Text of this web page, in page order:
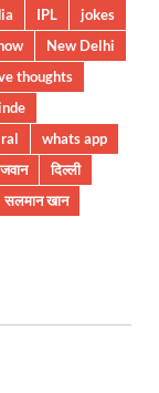
IPL
jokes
New Delhi
thoughts
whats app
जवान
दिल्ली
सलमान खान